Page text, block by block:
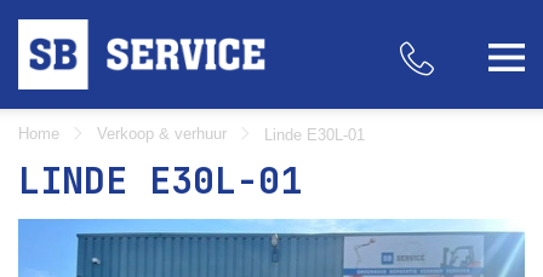
Home Verkoop & verhuur Linde E30L-01
LINDE E30L-01